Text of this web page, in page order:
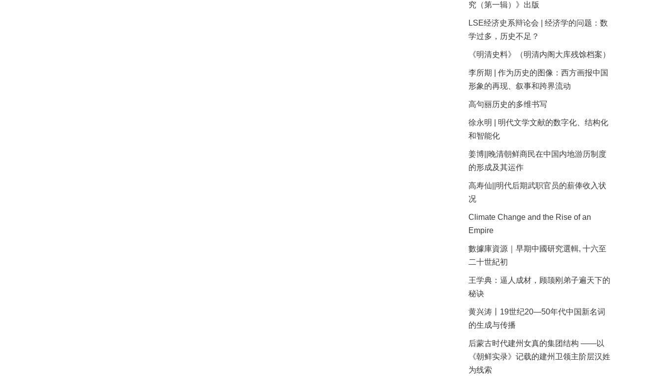
究（第一辑）》出版
LSE经济史系辩论会 | 经济学的问题：数
学过多，历史不足？
《明清史料》（明清内阁大库残馀档案）
李所期 | 作为历史的图像：西方画报中国
形象的再现、叙事和跨界流动
高句丽历史的多维书写
徐永明 | 明代文学文献的数字化、结构化
和智能化
姜博||晚清朝鲜商民在中国内地游历制度
的形成及其运作
高寿仙||明代后期武职官员的薪俸收入状
况
Climate Change and the Rise of an
Empire
數據庫資源｜早期中國研究選輯, 十六至
二十世紀初
王学典：逼人成材，顾颉刚弟子遍天下的
秘诀
黄兴涛丨19世纪20—50年代中国新名词
的生成与传播
后蒙古时代建州女真的集团结构 ——以
《朝鲜实录》记载的建州卫领主阶层汉姓
为线索